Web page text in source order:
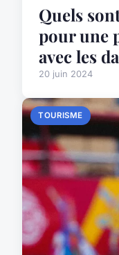
Quels
pour une
avec les
20 juin 2024
TOURISME